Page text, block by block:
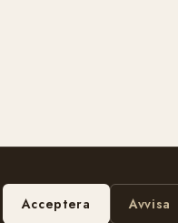
Acceptera Avvisa